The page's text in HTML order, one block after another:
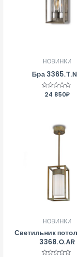
НОВИНКИ
Бра
Оценка
24 850₽
НОВИНКИ
Светильник
3368.O.AR